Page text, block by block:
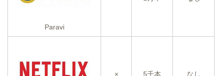
Paravi
× 5千本 なし